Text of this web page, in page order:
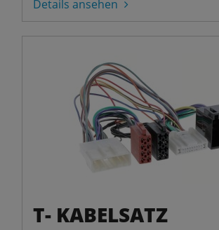
Details ansehen
T- KABELSATZ